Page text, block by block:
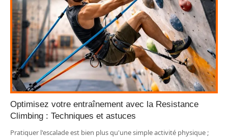
Optimisez votre entraînement avec la Resistance
Climbing : Techniques et astuces
Pratiquer l'escalade est bien plus qu'une simple activité physique ;